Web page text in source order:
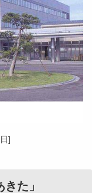
]
た」